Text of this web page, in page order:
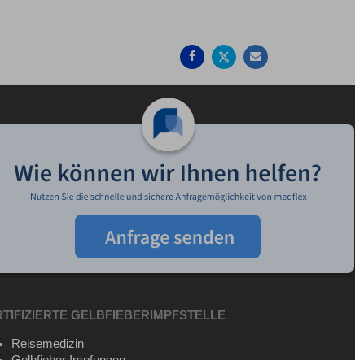
teilen
teilen
GELBFIEBERIMPFSTELLE
Reisemedizin